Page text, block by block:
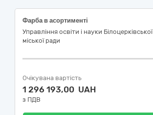
Фарба в асортименті
Управління освіти і науки Білоцерківської
міської ради
Очікувана вартість
1 296 193,00 UAH
з ПДВ